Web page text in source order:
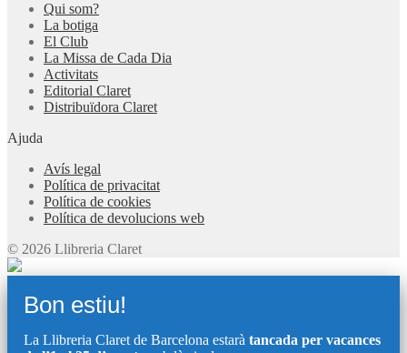
Qui som?
La botiga
El Club
La Missa de Cada Dia
Activitats
Editorial Claret
Distribuïdora Claret
Ajuda
Avís legal
Política de privacitat
Política de cookies
Política de devolucions web
© 2026 Llibreria Claret
Bon estiu!
La Llibreria Claret de Barcelona estarà tancada per vacances